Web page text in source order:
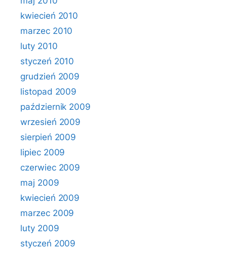
kwiecień 2010
marzec 2010
luty 2010
styczeń 2010
grudzień 2009
listopad 2009
październik 2009
wrzesień 2009
sierpień 2009
lipiec 2009
czerwiec 2009
maj 2009
kwiecień 2009
marzec 2009
luty 2009
styczeń 2009